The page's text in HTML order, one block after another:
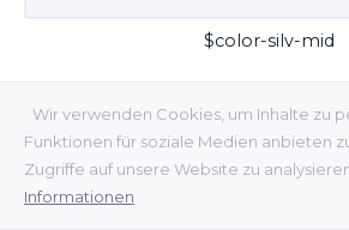
Wir verwenden Cookies, um Inhalte zu
Funktionen für soziale Medien anbieten
Zugriffe auf unsere Website zu
Informationen
$color-silv-mid